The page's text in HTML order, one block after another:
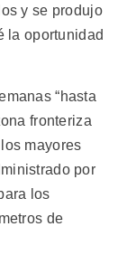
y se produjo
la oportunidad
“hasta
fronteriza
mayores
por
los
de